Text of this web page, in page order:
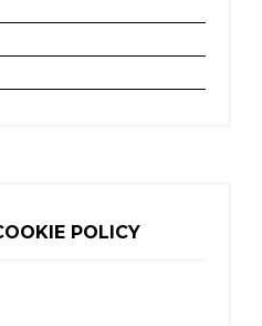
POLICY